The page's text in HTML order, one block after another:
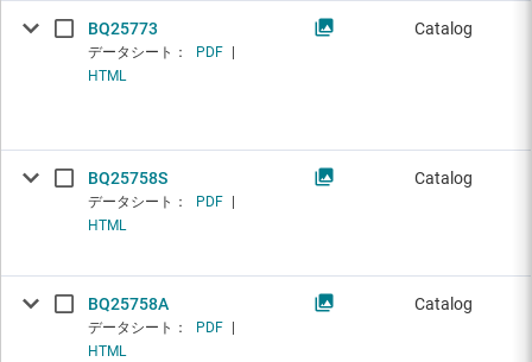
BQ25773
データシート： PDF
HTML
Catalog
BQ25758S
データシート： PDF
HTML
Catalog
BQ25758A
データシート： PDF
HTML
Catalog